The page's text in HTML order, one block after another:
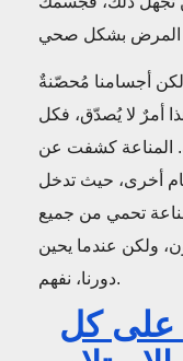
أجسامنا مُحصّنةٌ
أمرٌ لا يُصدّق، فكل
المناعة كشفت عن
أخرى، حيث تدخل
تحمي من جميع
ولكن عندما يحين
دورنا، نفهم.
على كل